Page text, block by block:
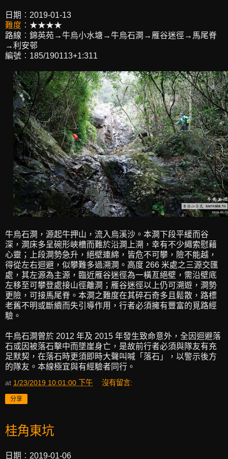
日期︰2019-01-13
難度 ︰★★★★
路線︰錦英苑→牛烏小水塘→牛烏石澗→雁谷迷徑→馬尾脊
→利安邨
編號︰185/190113+1:311
牛烏石澗，源起牛押山，流入烏溪沙。本澗下段平緩而谷
深，澗床多呈碗形峽槽而難於沿澗上溯，幸有不少繩索慰藉
心靈；上段澗勢急升，絕壁連綿，皆危不可攀，險不能越，
得從左右迴避，似攀難多過溯澗。高度 266 米處之三源交匯
處，其左源為主源，臨近雁谷迷徑為一橫亙絕壁，需沿壁底
左移至可攀登處接山徑離澗；雁谷迷徑以上仍可溯遊，澗勢
更險，可接馬尾脊。本澗之難度在其碎石奇多且鬆散，路標
老舊不明或斷續而失引導作用，行者必須擁有豐富的覓路經
驗。
牛烏石澗曾於 2012 年及 2015 年發生致命意外，全因迴避落
石或因被落石擊中而墜崖身亡，是故前行者必須與隊友有充
足默契，在落石時更須即時大聲叫喊「落石」，以警示後方
的隊友。本線極宜與有經驗者同行。
at 1/23/2019 10:01:00 下午 沒有留言:
分享
桂角東坑
日期︰2019-01-06